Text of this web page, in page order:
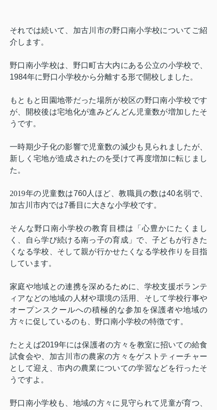
それでは続いて、加古川市の野口南小学校についてご紹
介します。
野口南小学校は、野口町古大内にある公立の小学校で、
1984年に野口小学校から分離する形で開校しました。
もともと田園地帯だった場所が校区の野口南小学校です
が、開校後は宅地化が進みどんどん児童数が増加したそ
うです。
一時期少子化の影響で児童数の減少も見られましたが、
新しく宅地が造成されたのを受けて再度増加に転じまし
た。
2019年の児童数は760人ほど、教職員の数は40名弱で、
加古川市内では7番目に大きな小学校です。
そんな野口南小学校の教育目標は「心豊かにたくまし
く、自ら学び続ける南っ子の育成」で、子どもが行きた
くなる学校、そして親が行かせたくなる学校作りを目指
しています。
家庭や地域との連携を深めるために、学校支援ボランテ
ィアなどの地域の人材や環境の活用、そして学校行事や
オープンスクールへの積極的な参加を保護者や地域の
方々に促しているのも、野口南小学校の特徴です。
たとえば2019年には保護者の方々を教室に招いての給食
試食会や、加古川市の農家の方々をゲストティーチャー
として迎え、市内の農業についての学習などを行ったそ
うですよ。
野口南小学校も、地域の方々に見守られて児童が育つ、